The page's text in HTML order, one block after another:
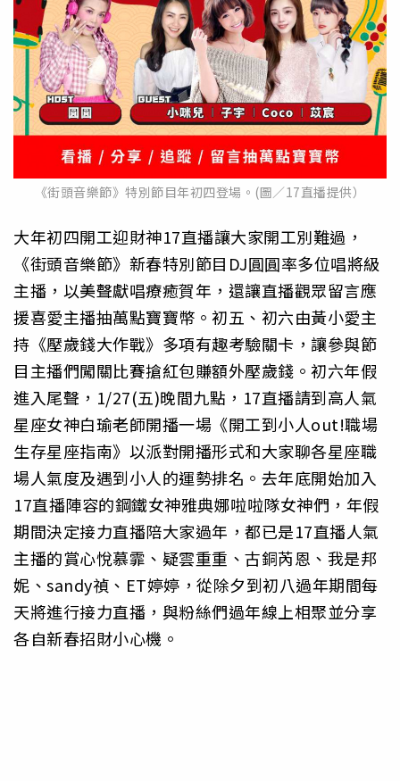
《街頭音樂節》特別節目年初四登場。(圖／17直播提供）
大年初四開工迎財神17直播讓大家開工別難過，
《街頭音樂節》新春特別節目DJ圓圓率多位唱將級
主播，以美聲獻唱療癒賀年，還讓直播觀眾留言應
援喜愛主播抽萬點寶寶幣。初五、初六由黃小愛主
持《壓歲錢大作戰》多項有趣考驗關卡，讓參與節
目主播們闖關比賽搶紅包賺額外壓歲錢。初六年假
進入尾聲，1/27(五)晚間九點，17直播請到高人氣
星座女神白瑜老師開播一場《開工到小人out!職場
生存星座指南》以派對開播形式和大家聊各星座職
場人氣度及遇到小人的運勢排名。去年底開始加入
17直播陣容的鋼鐵女神雅典娜啦啦隊女神們，年假
期間決定接力直播陪大家過年，都已是17直播人氣
主播的賞心悅慕霏、疑雲重重、古銅芮恩、我是邦
妮、sandy禎、ET婷婷，從除夕到初八過年期間每
天將進行接力直播，與粉絲們過年線上相聚並分享
各自新春招財小心機。